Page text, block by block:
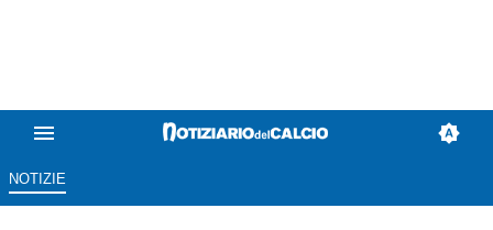
NOTIZIE